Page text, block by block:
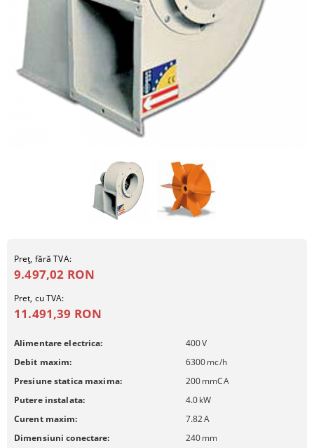
Preţ, fără TVA:
9.497,02 RON
Pret, cu TVA:
11.491,39 RON
Alimentare electrica: 400V
Debit maxim:
6300mc/h
Presiune statica maxima:
200mmCA
Putere instalata:
4.0kW
Curent maxim:
7.82A
Dimensiuni conectare:
240mm